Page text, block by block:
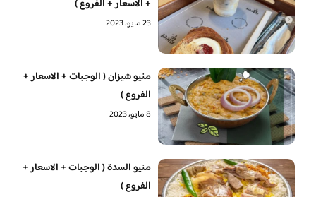
+ الاسعار + الفروع )
23 مايو، 2023
منيو شيزان ( الوجبات + الاسعار +
الفروع )
8 مايو، 2023
منيو السدة ( الوجبات + الاسعار +
الفروع )